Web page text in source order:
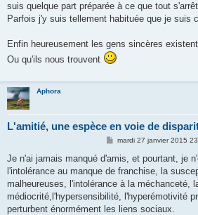
suis quelque part préparée à ce que tout
Parfois j'y suis tellement habituée que je suis
Enfin heureusement les gens sincères
Ou qu'ils nous trouvent
Aphora
L'amitié, une espèce en voie de
M
s
a
g
mardi 27 janvier 2015
Je n'ai jamais manqué d'amis, et pourtant, je
l'intolérance au manque de franchise, la
malheureuses, l'intolérance à la méchanceté,
médiocrité,l'hypersensibilité, l'hyperémotivité
perturbent énormément les liens sociaux.